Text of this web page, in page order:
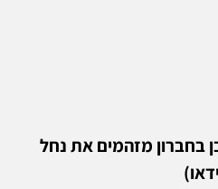
בחברון מזהמים את נחל